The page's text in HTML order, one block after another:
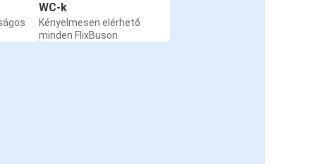
WC-k
Kényelmesen elérhető
minden FlixBuson